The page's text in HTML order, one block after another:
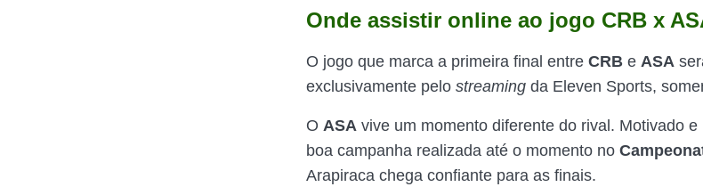
Onde assistir online ao jogo CRB x
O jogo que marca a primeira final entre CRB e ASA
exclusivamente pelo streaming da Eleven Sports,
O ASA vive um momento diferente do rival. Motivado
boa campanha realizada até o momento no
Arapiraca chega confiante para as finais.